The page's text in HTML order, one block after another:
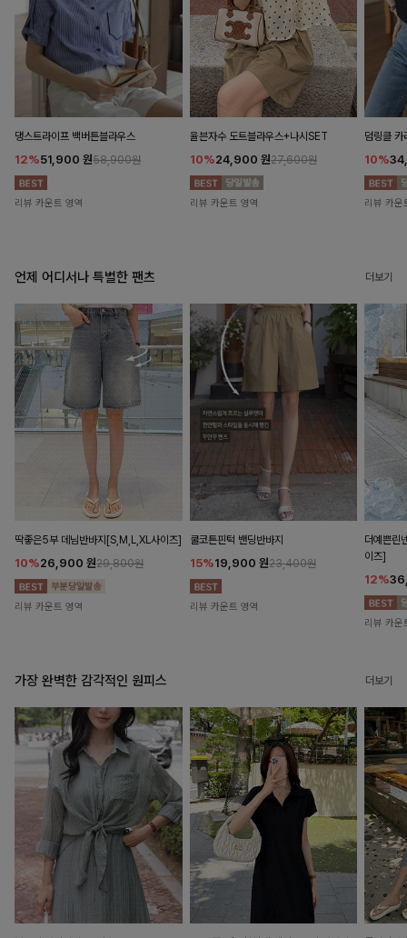
댕스트라이프 백버튼블라우스
12%51,900 원58,900원
리뷰 카운트 영역
율븐자수 도트블라우스+나시SET
10%24,900 원27,600원
리뷰 카운트 영역
덤링클 카
10%
리뷰 카운
언제 어디서나 특별한 팬츠 더보기
딱좋은5부 데님반바지[S,M,L,XL사이즈]
10%26,900 원29,800원
리뷰 카운트 영역
쿨코튼핀턱 밴딩반바지
15%19,900 원23,400원
리뷰 카운트 영역
더예쁜린
이즈]
12%
리뷰 카운
가장 완벽한 감각적인 원피스 더보기